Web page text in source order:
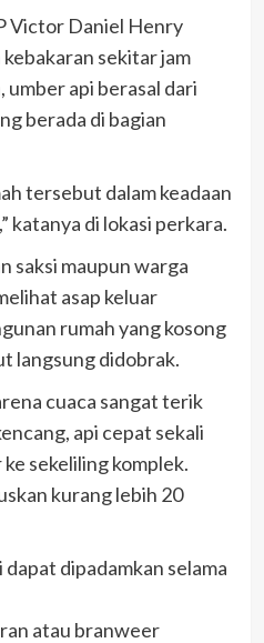
Victor Daniel Henry
sekitar jam
umber api berasal dari
berada di bagian
tersebut dalam keadaan
katanya di lokasi perkara.
saksi maupun warga
asap keluar
rumah yang kosong
langsung didobrak.
cuaca sangat terik
api cepat sekali
sekeliling komplek.
kurang lebih 20
dapat dipadamkan selama
atau branweer